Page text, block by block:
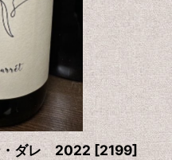
ダレ 2022 [2199]